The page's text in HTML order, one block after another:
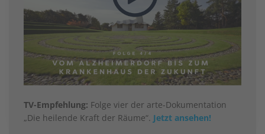
TV-Empfehlung: Folge vier der arte-Dokumentation
„Die heilende Kraft der Räume“. Jetzt ansehen!